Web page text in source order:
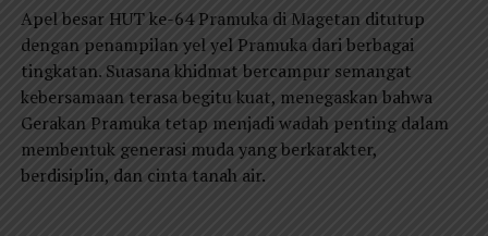
Apel besar HUT ke-64 Pramuka di Magetan ditutup
dengan penampilan yel yel Pramuka dari berbagai
tingkatan. Suasana khidmat bercampur semangat
kebersamaan terasa begitu kuat, menegaskan bahwa
Gerakan Pramuka tetap menjadi wadah penting dalam
membentuk generasi muda yang berkarakter,
berdisiplin, dan cinta tanah air.